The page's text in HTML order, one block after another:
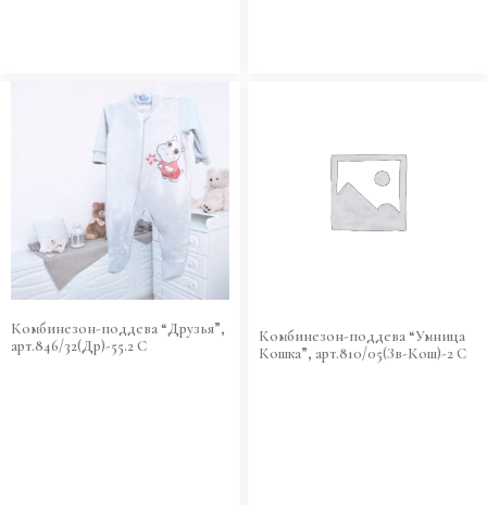
Комбинезон-поддева “Друзья”,
арт.846/32(Др)-55.2 С
Комбинезон-поддева “Умница
Кошка”, арт.810/05(Зв-Кош)-2 С